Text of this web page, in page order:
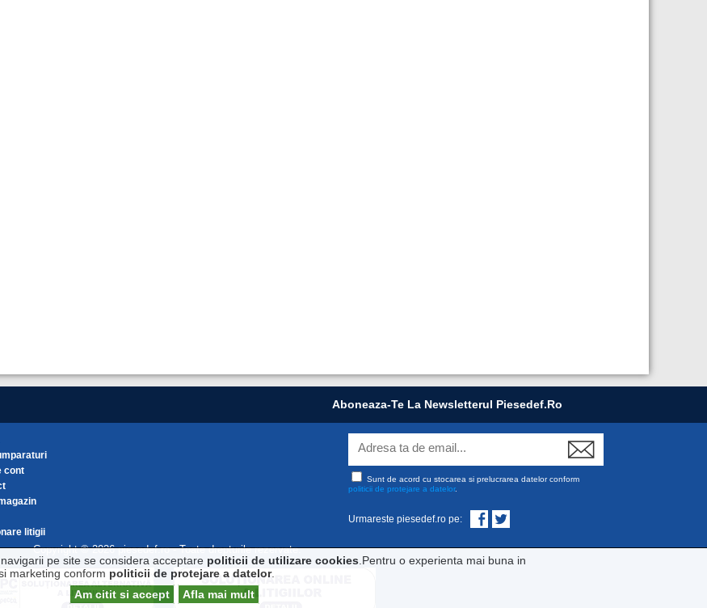
Aboneaza-Te La Newsletterul Piesedef.ro
cont
litigii
Sunt de acord cu stocarea si prelucrarea datelor conform
politicii de protejare a datelor.
Urmareste piesedef.ro pe:
Copyright © 2026 piesedef.ro - Toate drepturile rezervate.
pe site se considera acceptare politicii de utilizare cookies .Pentru o experienta mai buna in
marketing conform politicii de protejare a datelor.
Am citit si accept
Afla mai mult